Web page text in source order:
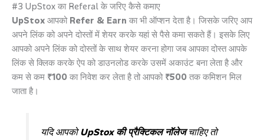
#3 UpStox का Referal के जरिए कैसे कमाए
UpStox आपको Refer & Earn का भी ऑप्शन देता है। जिसके जरिए आप
अपने लिंक को अपने दोस्तों में शेयर करके यहां से पैसे कमा सकते हैं। इसके लिए
आपको अपने लिंक को दोस्तों के साथ शेयर करना होगा जब आपका दोस्त आपके
लिंक से क्लिक करके ऐप को डाउनलोड करके उसमें अकाउंट बना लेता है और
कम से कम ₹100 का निवेश कर लेता है तो आपको ₹500 तक कमिशन मिल
जाता है।
यदि आपकोUpStox की प्रैक्टिकल नॉलेजचाहिए तो